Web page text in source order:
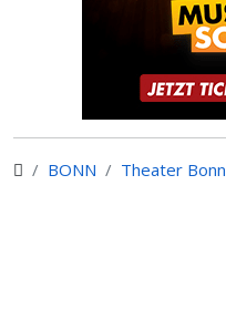
BONN Theater Bonn